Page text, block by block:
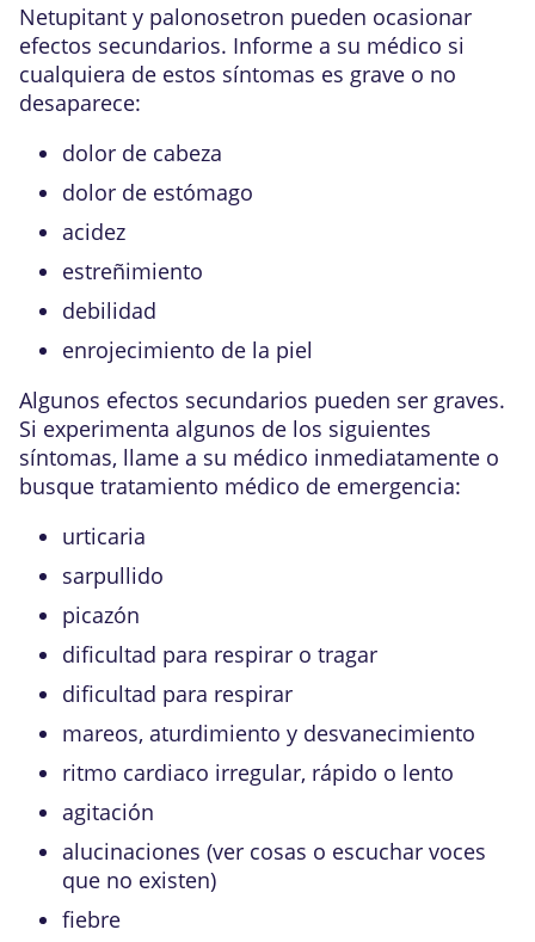
Netupitant y palonosetron pueden ocasionar
efectos secundarios. Informe a su médico si
cualquiera de estos síntomas es grave o no
desaparece:
dolor de cabeza
dolor de estómago
acidez
estreñimiento
debilidad
enrojecimiento de la piel
Algunos efectos secundarios pueden ser graves.
Si experimenta algunos de los siguientes
síntomas, llame a su médico inmediatamente o
busque tratamiento médico de emergencia:
urticaria
sarpullido
picazón
dificultad para respirar o tragar
dificultad para respirar
mareos, aturdimiento y desvanecimiento
ritmo cardiaco irregular, rápido o lento
agitación
alucinaciones (ver cosas o escuchar voces
que no existen)
fiebre